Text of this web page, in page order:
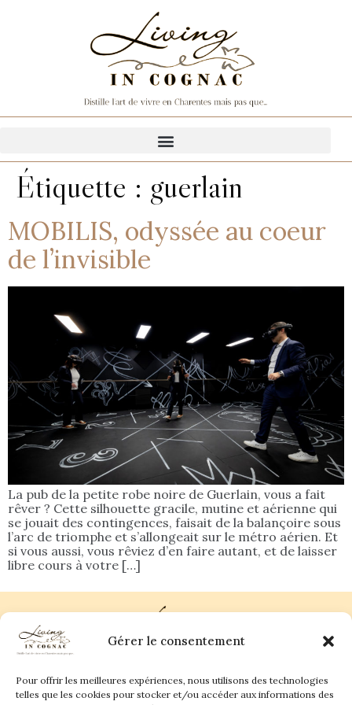
Gérer le consentement
Pour offrir les meilleures expériences, nous utilisons des technologies
telles que les cookies pour stocker et/ou accéder aux informations des
Étiquette : guerlain
MOBILIS, odyssée au coeur
de l’invisible
La pub de la petite robe noire de Guerlain, vous a fait
rêver ? Cette silhouette gracile, mutine et aérienne qui
se jouait des contingences, faisait de la balançoire sous
l’arc de triomphe et s’allongeait sur le métro aérien. Et
si vous aussi, vous rêviez d’en faire autant, et de laisser
libre cours à votre […]
Plan du site Contact